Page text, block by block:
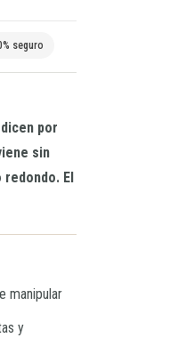
seguro
por
sin
El
manipular
y